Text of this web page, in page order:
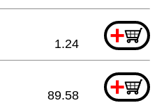
+
1.24
+
89.58